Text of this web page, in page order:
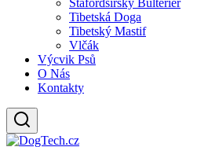
Stafordšírský Bulteriér
Tibetská Doga
Tibetský Mastif
Vlčák
Výcvik Psů
O Nás
Kontakty